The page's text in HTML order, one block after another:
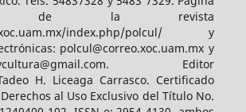
de la revista
index.php/polcul/ y
polcul@correo.xoc.uam.mx y
Editor
H. Liceaga Carrasco. Certificado
al Uso Exclusivo del Título No.